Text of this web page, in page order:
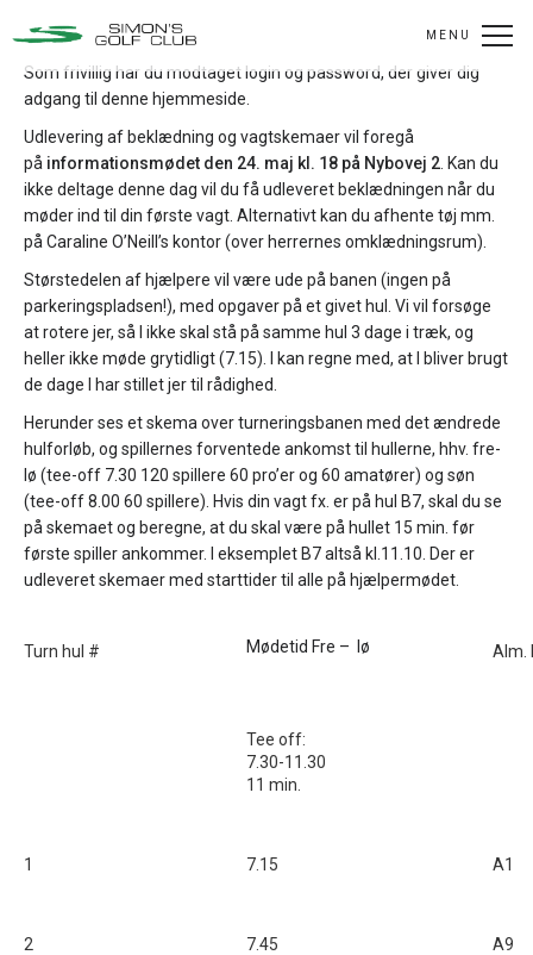
MENU
Som frivillig har du modtaget login og password, der giver dig
adgang til denne hjemmeside.
Udlevering af beklædning og vagtskemaer vil foregå
på informationsmødet den 24. maj kl. 18 på Nybovej 2 . Kan du
ikke deltage denne dag vil du få udleveret beklædningen når du
møder ind til din første vagt. Alternativt kan du afhente tøj mm.
på Caraline O’Neill’s kontor (over herrernes omklædningsrum).
Størstedelen af hjælpere vil være ude på banen (ingen på
parkeringspladsen!), med opgaver på et givet hul. Vi vil forsøge
at rotere jer, så I ikke skal stå på samme hul 3 dage i træk, og
heller ikke møde grytidligt (7.15). I kan regne med, at I bliver brugt
de dage I har stillet jer til rådighed.
Herunder ses et skema over turneringsbanen med det ændrede
hulforløb, og spillernes forventede ankomst til hullerne, hhv. fre-
lø (tee-off 7.30 120 spillere 60 pro’er og 60 amatører) og søn
(tee-off 8.00 60 spillere). Hvis din vagt fx. er på hul B7, skal du se
på skemaet og beregne, at du skal være på hullet 15 min. før
første spiller ankommer. I eksemplet B7 altså kl.11.10. Der er
udleveret skemaer med starttider til alle på hjælpermødet.
Turn hul # Mødetid Fre – lø Alm.
Tee off:
7.30-11.30
11 min.
1 7.15 A1
2 7.45 A9